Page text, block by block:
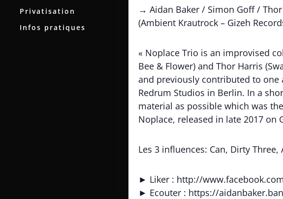
Privatisation
Infos pratiques
→ Aidan Baker / Simon Goff /
(Ambient Krautrock – Gizeh
« Noplace Trio is an improvised
Bee & Flower) and Thor Harris
and previously contributed to one
Redrum Studios in Berlin. In a
material as possible which was
Noplace, released in late 2017 on
Les 3 influences: Can, Dirty Three,
► Liker : http://
► Ecouter : https://